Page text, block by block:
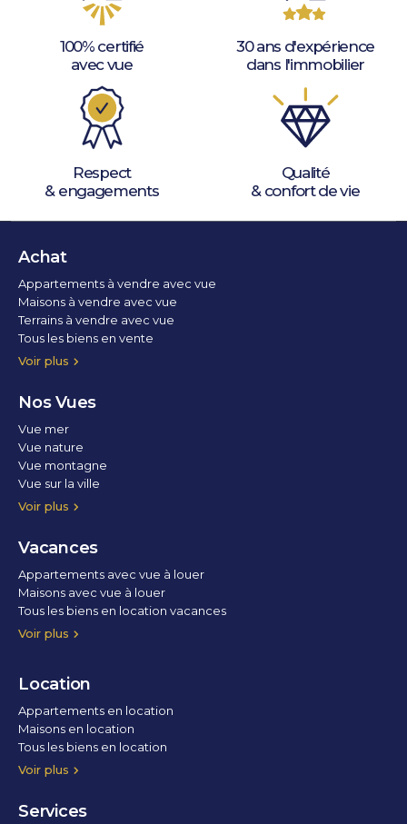
100% certifié
avec vue
30 ans d'expérience
dans l'immobilier
Respect
& engagements
Qualité
& confort de vie
Achat
Voir plus
Appartements à vendre avec vue
Maisons à vendre avec vue
Terrains à vendre avec vue
Tous les biens en vente
Nos Vues
Voir plus
Vue mer
Vue nature
Vue montagne
Vue sur la ville
Vue parc
Vue fleuve
Vue lac
Vue marina / port
Vacances
Voir plus
Appartements avec vue à louer
Maisons avec vue à louer
Tous les biens en location vacances
Location
Voir plus
Appartements en location
Maisons en location
Tous les biens en location
Services